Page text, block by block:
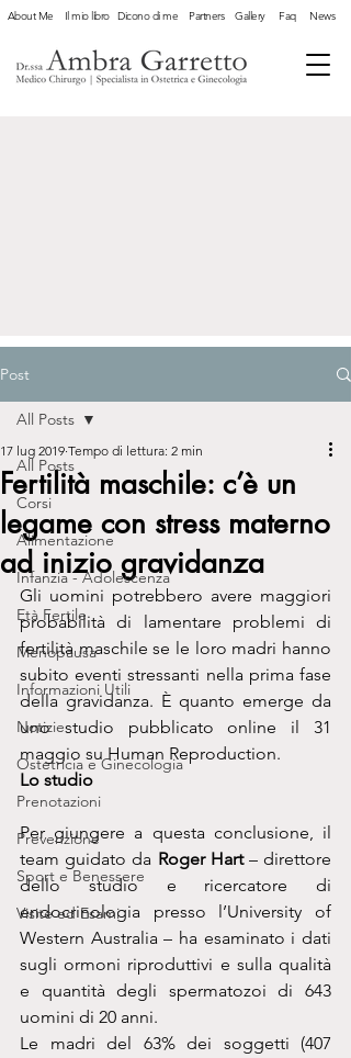
About Me Il mio libro Dicono di me Partners Gallery Faq News
Post
All Posts
Corsi
Alimentazione
Infanzia - Adolescenza
Età Fertile
Menopausa
Informazioni Utili
Notizie
Ostetricia e Ginecologia
Prenotazioni
Prevenzione
Sport e Benessere
Visite ed Esami
All Posts
Fertilità maschile: c’è un
legame con stress materno
ad inizio gravidanza
17 lug 2019 Tempo di lettura: 2 min
Gli uomini potrebbero avere maggiori
probabilità di lamentare problemi di
fertilità maschile se le loro madri hanno
subito eventi stressanti nella prima fase
della gravidanza. È quanto emerge da
uno studio pubblicato online il 31
maggio su Human Reproduction.
Lo studio
Per giungere a questa conclusione, il
team guidato da Roger Hart – direttore
dello studio e ricercatore di
endocrinologia presso l’University of
Western Australia – ha esaminato i dati
sugli ormoni riproduttivi e sulla qualità
e quantità degli spermatozoi di 643
uomini di 20 anni.
Le madri del 63% dei soggetti (407